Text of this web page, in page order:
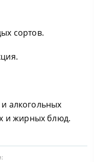
сортов.
алкогольных
и жирных блюд.